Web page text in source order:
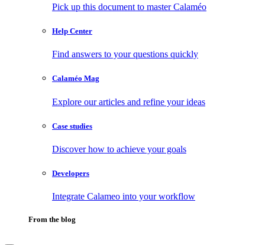
Pick up this document to master Calaméo
Help Center
Find answers to your questions quickly
Calaméo Mag
Explore our articles and refine your ideas
Case studies
Discover how to achieve your goals
Developers
Integrate Calameo into your workflow
From the blog